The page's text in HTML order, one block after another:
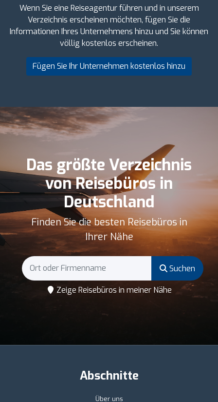
Wenn Sie eine Reiseagentur führen und in unserem
Verzeichnis erscheinen möchten, fügen Sie die
Informationen Ihres Unternehmens hinzu und Sie können
völlig kostenlos erscheinen.
Fügen Sie Ihr Unternehmen kostenlos hinzu
Das größte Verzeichnis
von Reisebüros in
Deutschland
Finden Sie die besten Reisebüros in
Ihrer Nähe
Suchen
Zeige Reisebüros in meiner Nähe
Abschnitte
Über uns